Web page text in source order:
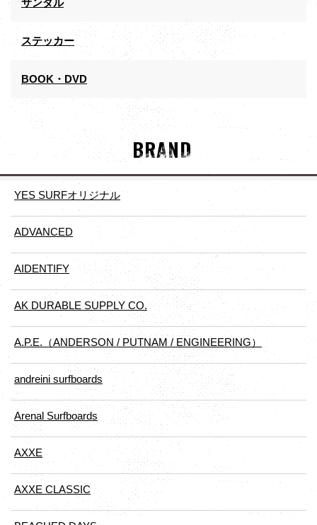
ステッカー
BOOK・DVD
BRAND
YES SURFオリジナル
ADVANCED
AIDENTIFY
AK DURABLE SUPPLY CO.
A.P.E.（ANDERSON / PUTNAM / ENGINEERING）
andreini surfboards
Arenal Surfboards
AXXE
AXXE CLASSIC